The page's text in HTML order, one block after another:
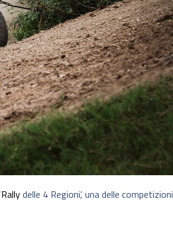
Rallydelle 4 Regioni’, una delle competizioni